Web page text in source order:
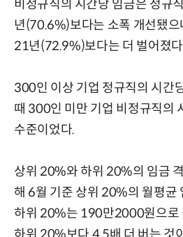
비정규직의 시간당 임금은 정규
년(70.6%)보다는 소폭 개선됐
21년(72.9%)보다는 더 벌어졌
300인 이상 기업 정규직의 시간
때 300인 미만 기업 비정규직의
수준이었다.
상위 20%와 하위 20%의 임금
해 6월 기준 상위 20%의 월평
하위 20%는 190만2000원으로